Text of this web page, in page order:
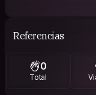
Referencias
0
Total